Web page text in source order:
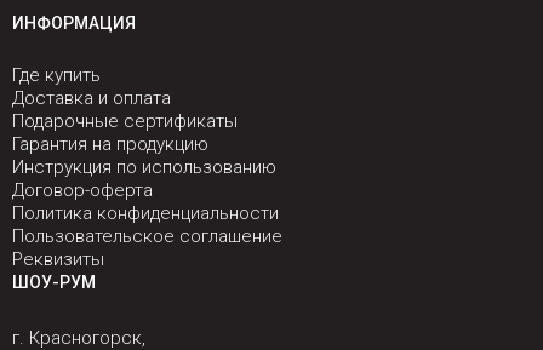
ИНФОРМАЦИЯ
Где купить
Доставка и оплата
Подарочные сертификаты
Гарантия на продукцию
Инструкция по использованию
Договор-оферта
Политика конфиденциальности
Пользовательское соглашение
Реквизиты
ШОУ-РУМ
г. Красногорск,